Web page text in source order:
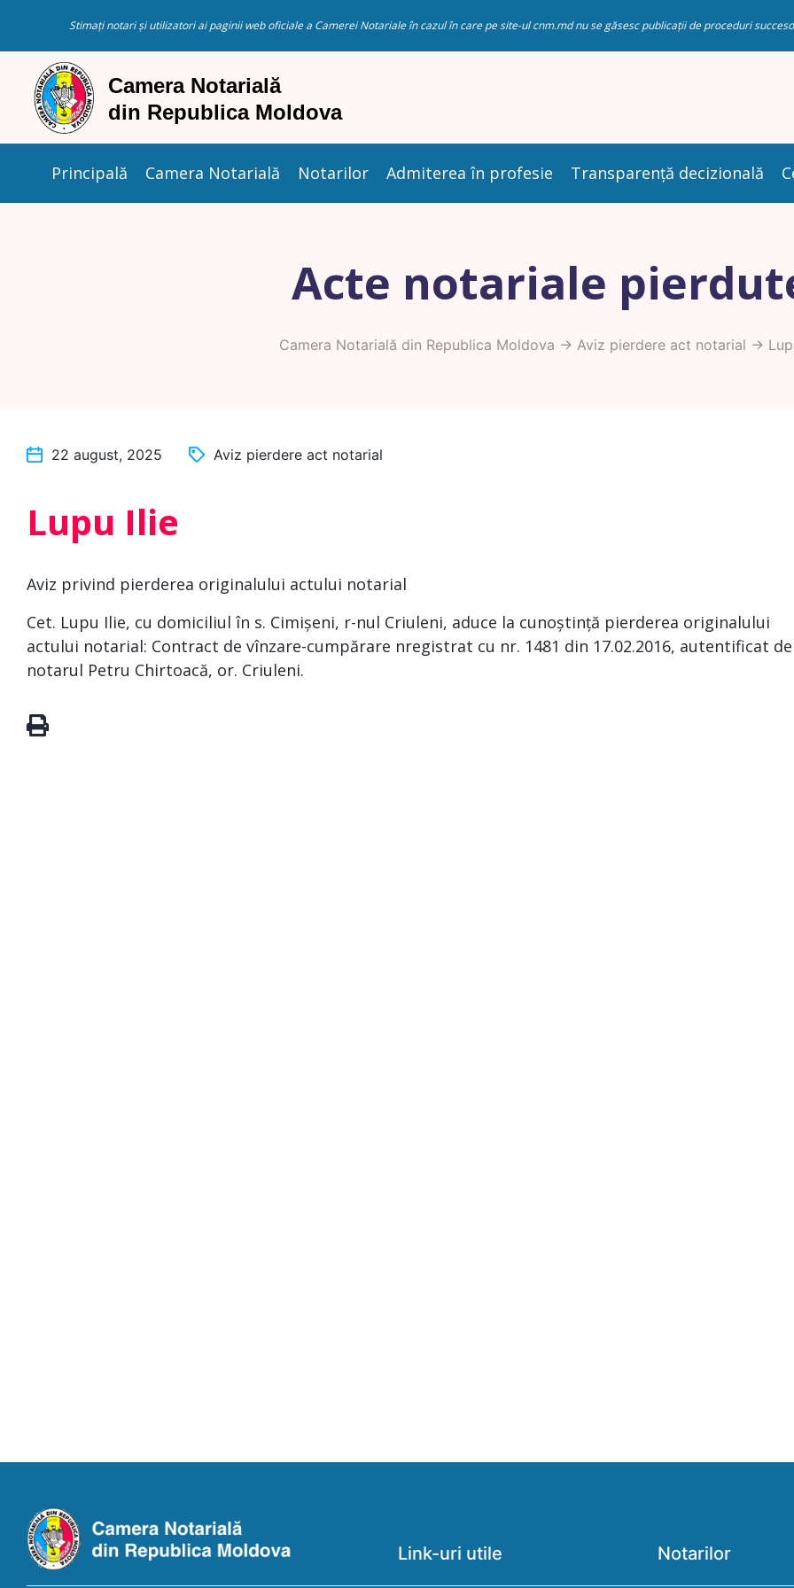
Stimați notari și utilizatori ai paginii web oficiale a Camerei Notariale în cazul în care pe site-ul cnm.md nu se găsesc publicații de proceduri
Principală Camera Notarială Notarilor Admiterea în profesie Transparență decizională
Acte notariale
Camera Notarială din Republica Moldova -> Aviz pierdere act notarial ->
22 august, 2025 Aviz pierdere act notarial
Lupu Ilie
Aviz privind pierderea originalului actului notarial
Cet. Lupu Ilie, cu domiciliul în s. Cimișeni, r-nul Criuleni, aduce la cunoștință pierderea originalului
actului notarial: Contract de vînzare-cumpărare nregistrat cu nr. 1481 din 17.02.2016, autentificat de
notarul Petru Chirtoacă, or. Criuleni.
Link-uri utile Notarilor